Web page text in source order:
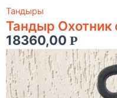
Тандыры
Тандыр Охотник
18360,00 Р